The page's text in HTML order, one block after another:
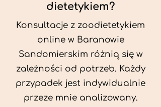
dietetykiem?
Konsultacje z zoodietetykiem
online w Baranowie
Sandomierskim różnią się w
zależności od potrzeb. Każdy
przypadek jest indywidualnie
przeze mnie analizowany.